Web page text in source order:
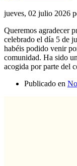
jueves, 02 julio 2026
Queremos agradecer
celebrado el día 5 de
habéis podido venir
comunidad. Ha sido
acogida por parte del
Publicado en